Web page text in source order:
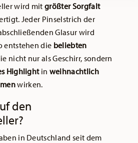
wird mitgrößter Sorgfalt
Jeder Pinselstrich der
Glasur wird
entstehen die beliebten
nicht nur als Geschirr, sondern
Highlightin weihnachtlich
wirken.
den
in Deutschland seit dem